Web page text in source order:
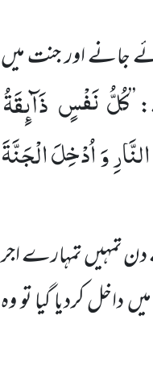
جانے اور جنت میں
’’كُلُّنَفْسٍ ذَآىٕقَةُ
النَّارِوَاُدْخِلَالْجَنَّةَ
تمہیں تمہارے اجر
کردیا گیا تو وہ